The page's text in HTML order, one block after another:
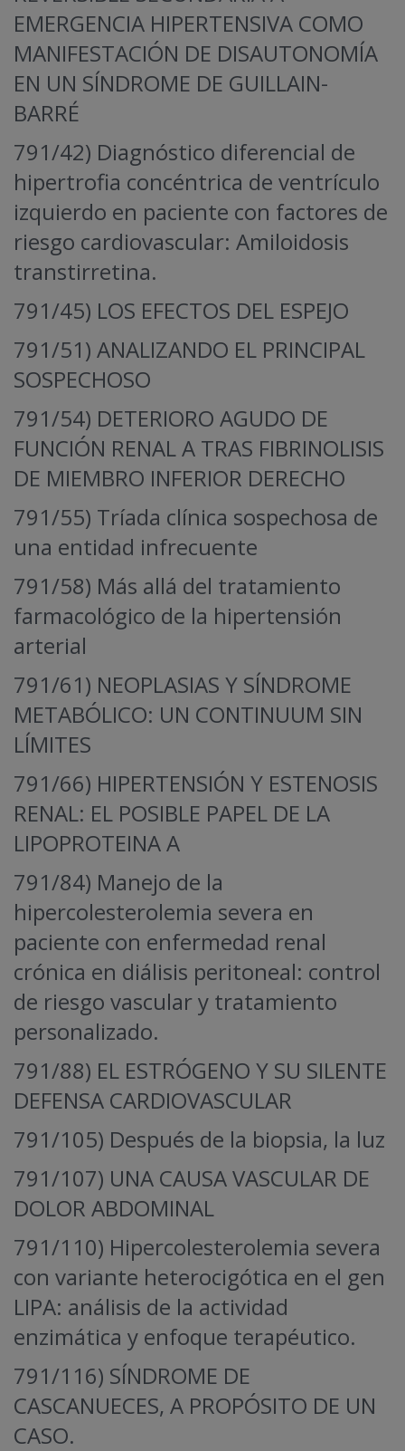
EMERGENCIA HIPERTENSIVA COMO
MANIFESTACIÓN DE DISAUTONOMÍA
EN UN SÍNDROME DE GUILLAIN-
BARRÉ
791/42) Diagnóstico diferencial de
hipertrofia concéntrica de ventrículo
izquierdo en paciente con factores de
riesgo cardiovascular: Amiloidosis
transtirretina.
791/45) LOS EFECTOS DEL ESPEJO
791/51) ANALIZANDO EL PRINCIPAL
SOSPECHOSO
791/54) DETERIORO AGUDO DE
FUNCIÓN RENAL A TRAS FIBRINOLISIS
DE MIEMBRO INFERIOR DERECHO
791/55) Tríada clínica sospechosa de
una entidad infrecuente
791/58) Más allá del tratamiento
farmacológico de la hipertensión
arterial
791/61) NEOPLASIAS Y SÍNDROME
METABÓLICO: UN CONTINUUM SIN
LÍMITES
791/66) HIPERTENSIÓN Y ESTENOSIS
RENAL: EL POSIBLE PAPEL DE LA
LIPOPROTEINA A
791/84) Manejo de la
hipercolesterolemia severa en
paciente con enfermedad renal
crónica en diálisis peritoneal: control
de riesgo vascular y tratamiento
personalizado.
791/88) EL ESTRÓGENO Y SU SILENTE
DEFENSA CARDIOVASCULAR
791/105) Después de la biopsia, la luz
791/107) UNA CAUSA VASCULAR DE
DOLOR ABDOMINAL
791/110) Hipercolesterolemia severa
con variante heterocigótica en el gen
LIPA: análisis de la actividad
enzimática y enfoque terapéutico.
791/116) SÍNDROME DE
CASCANUECES, A PROPÓSITO DE UN
CASO.